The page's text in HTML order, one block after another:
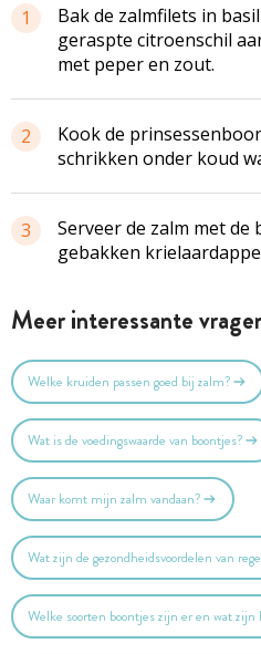
1 Bak de zalmfilets in
geraspte citroenschil
met peper en zout.
2 Kook de
schrikken onder koud
3
Serveer de zalm met de
gebakken
Meer interessante
Welke kruiden passen goed bij zalm?
Wat is de voedingswaarde van boontjes?
Waar komt mijn zalm vandaan?
Wat zijn de gezondheidsvoordelen van
Welke soorten boontjes zijn er en wat